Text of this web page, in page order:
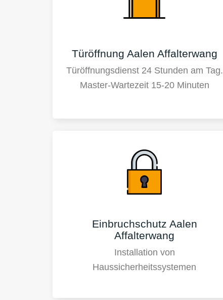
Türöffnung Aalen Affalterwang
Türöffnungsdienst 24 Stunden am Tag.
Master-Wartezeit 15-20 Minuten
Einbruchschutz Aalen
Affalterwang
Installation von
Haussicherheitssystemen